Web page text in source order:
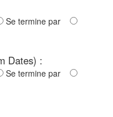
Se termine par
Dates) :
Se termine par